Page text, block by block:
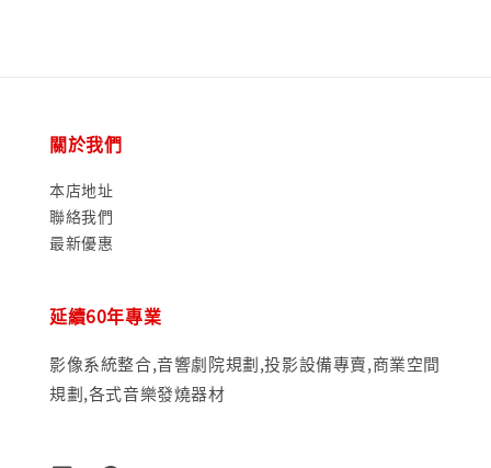
關於我們
本店地址
聯絡我們
最新優惠
延續60年專業
影像系統整合,音響劇院規劃,投影設備專賣,商業空間
規劃,各式音樂發燒器材